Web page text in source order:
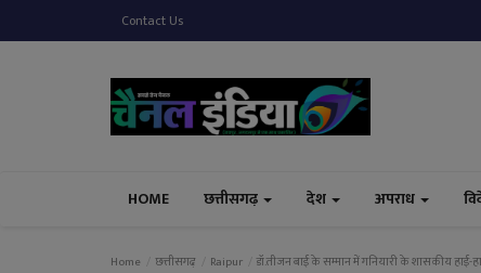
Contact Us
HOME छत्तीसगढ़ देश अपराध
Home छत्तीसगढ़ Raipur डॉ.तीजन बाई के सम्मान में गनियारी के शासकीय हाई-